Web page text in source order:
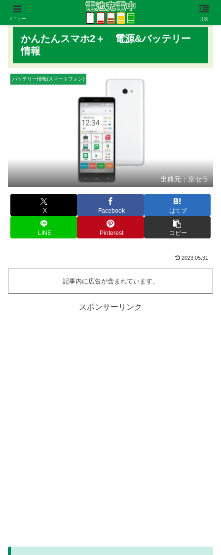
かんたんスマホ2＋ 電源&バッテリー
情報
バッテリー情報(スマートフォン)
出典元：京セラ
X Facebook はてブ
LINE Pinterest コピー
2023.05.31
記事内に広告が含まれています。
スポンサーリンク
メニュー 目次